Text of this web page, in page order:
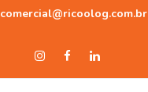
comercial@ricoolog.com.br